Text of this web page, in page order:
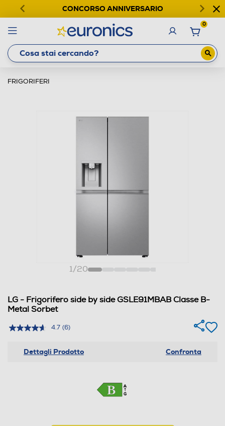
CONCORSO ANNIVERSARIO
0
FRIGORIFERI
1/20
LG - Frigorifero side by side GSLE91MBAB Classe B-
Metal Sorbet
4.7 (6)
Dettagli Prodotto Confronta